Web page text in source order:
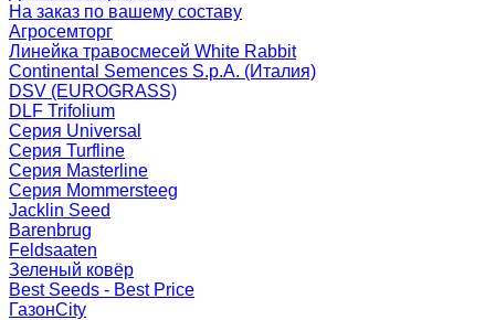
На заказ по вашему составу
Агросемторг
Линейка травосмесей White Rabbit
Continental Semences S.p.A. (Италия)
DSV (EUROGRASS)
DLF Trifolium
Серия Universal
Серия Turfline
Серия Masterline
Серия Mommersteeg
Jacklin Seed
Barenbrug
Feldsaaten
Зеленый ковёр
Best Seeds - Best Price
ГазонCity